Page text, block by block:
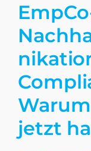
jetzt